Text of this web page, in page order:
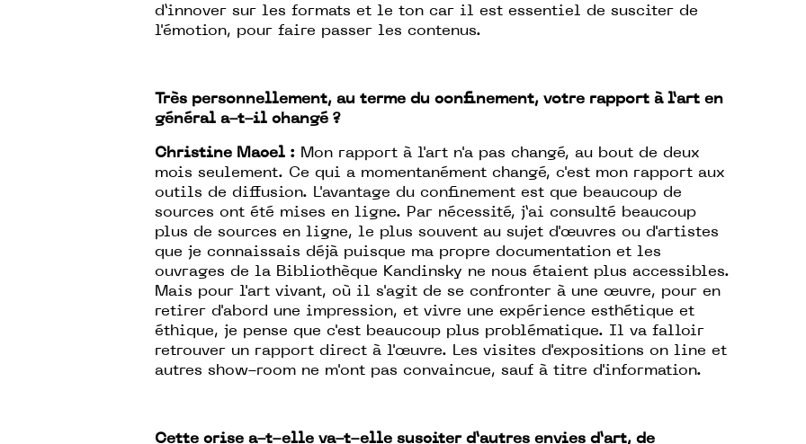
d’innover sur les formats et le ton car il est essentiel de susciter de
l'émotion, pour faire passer les contenus.
Très personnellement, au terme du confinement, votre rapport à l’art en
général a-t-il changé ?
Christine Macel : Mon rapport à l'art n'a pas changé, au bout de deux
mois seulement. Ce qui a momentanément changé, c'est mon rapport aux
outils de diffusion. L'avantage du confinement est que beaucoup de
sources ont été mises en ligne. Par nécessité, j’ai consulté beaucoup
plus de sources en ligne, le plus souvent au sujet d'œuvres ou d'artistes
que je connaissais déjà puisque ma propre documentation et les
ouvrages de la Bibliothèque Kandinsky ne nous étaient plus accessibles.
Mais pour l'art vivant, où il s'agit de se confronter à une œuvre, pour en
retirer d'abord une impression, et vivre une expérience esthétique et
éthique, je pense que c'est beaucoup plus problématique. Il va falloir
retrouver un rapport direct à l'œuvre. Les visites d'expositions on line et
autres show-room ne m'ont pas convaincue, sauf à titre d'information.
Cette crise a-t-elle va-t-elle susciter d’autres envies d’art, de